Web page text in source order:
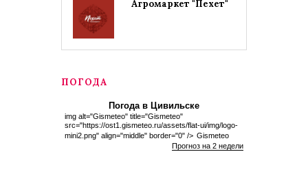
Агромаркет "Пехет"
ПОГОДА
Погода в Цивильске
img alt="Gismeteo" title="Gismeteo"
src="https://ost1.gismeteo.ru/assets/flat-ui/img/logo-
mini2.png" align="middle" border="0" /> Gismeteo
Прогноз на 2 недели